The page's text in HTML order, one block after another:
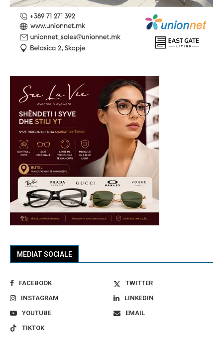
MEDIAT SOCIALE
FACEBOOK
TWITTER
INSTAGRAM
LINKEDIN
YOUTUBE
EMAIL
TIKTOK